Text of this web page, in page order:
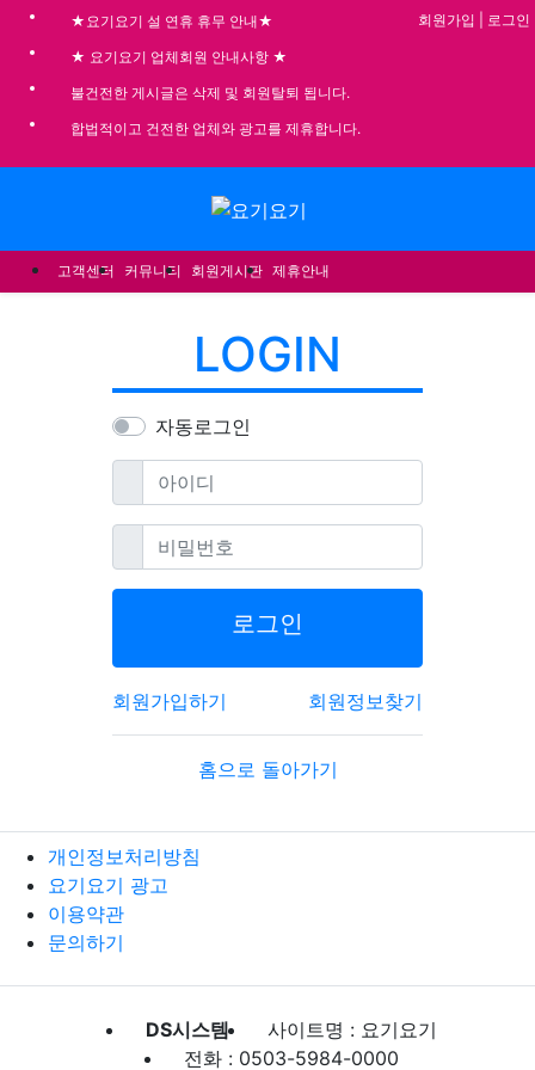
★요기요기 설 연휴 휴무 안내★
★ 요기요기 업체회원 안내사항 ★
불건전한 게시글은 삭제 및 회원탈퇴 됩니다.
합법적이고 건전한 업체와 광고를 제휴합니다.
회원가입 로그인
고객센터 커뮤니티 회원게시판 제휴안내
LOGIN
자동로그인
아이디필수
비밀번호필수
로그인
회원가입하기 회원정보찾기
홈으로 돌아가기
개인정보처리방침
요기요기 광고
이용약관
문의하기
DS시스템
사이트명 : 요기요기
전화 : 0503-5984-0000